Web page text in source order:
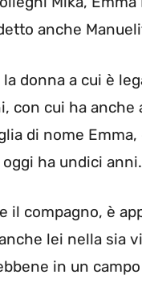
anche
la donna a cui è
con cui ha anche
di nome Emma,
ha undici anni.
il compagno, è
lei nella sia
in un